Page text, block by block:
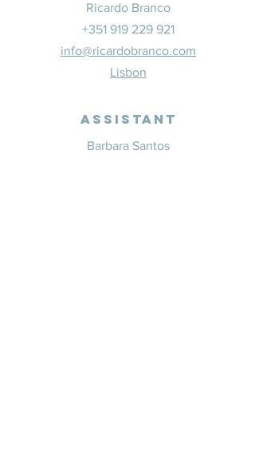
Ricardo Branco
+351 919 229 921
info@ricardobranco.com
Lisbon
Assistant
Barbara Santos